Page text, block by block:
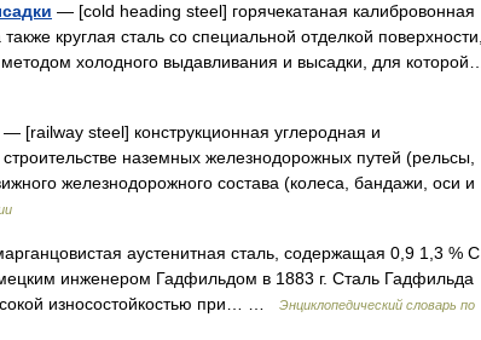
— [cold heading steel] горячекатаная калибровонная
круглая сталь со специальной отделкой поверхности,
холодного выдавливания и высадки, для которой…
— [railway steel] конструкционная углеродная и
наземных железнодорожных путей (рельсы,
железнодорожного состава (колеса, бандажи, оси и
аустенитная сталь, содержащая 0,9 1,3 % С
инженером Гадфильдом в 1883 г. Сталь Гадфильда
износостойкостью при… …
Энциклопедический словарь по